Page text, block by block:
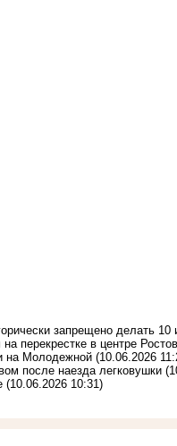
запрещено делать 10
перекрестке в центре
на Молодежной (10.06.2026
после наезда легковушки
(10.06.2026 10:31)